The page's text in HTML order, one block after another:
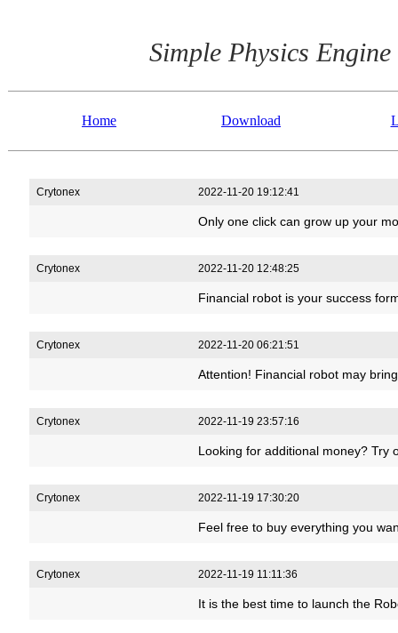
Simple Physics Engine
Home Download
Crytonex 2022-11-20 19:12:41
Only one click can grow up your
Crytonex 2022-11-20 12:48:25
Financial robot is your success
Crytonex 2022-11-20 06:21:51
Attention! Financial robot may
Crytonex 2022-11-19 23:57:16
Looking for additional money? Try
Crytonex 2022-11-19 17:30:20
Feel free to buy everything you
Crytonex 2022-11-19 11:11:36
It is the best time to launch the